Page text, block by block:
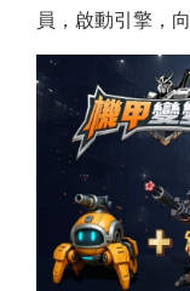
員，啟動引擎，